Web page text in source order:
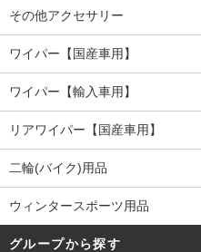
その他アクセサリー
ワイパー【国産車用】
ワイパー【輸入車用】
リアワイパー【国産車用】
二輪(バイク)用品
ウィンタースポーツ用品
グループから探す